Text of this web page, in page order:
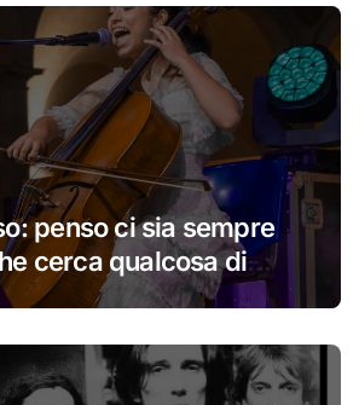
penso ci sia sempre
cerca qualcosa di